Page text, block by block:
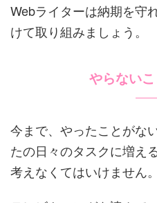
Webライターは納期を守
けて取り組みましょう。
やらない
今まで、やったことがな
たの日々のタスクに増え
考えなくてはいけません。